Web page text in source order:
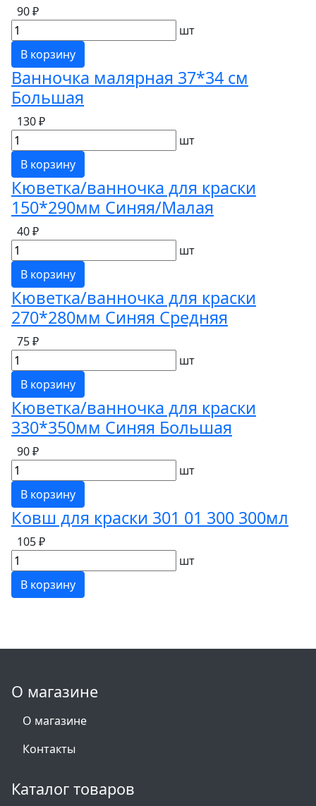
90 ₽
шт
В корзину
Ванночка малярная 37*34 см
Большая
130 ₽
шт
В корзину
Кюветка/ванночка для краски
150*290мм Синяя/Малая
40 ₽
шт
В корзину
Кюветка/ванночка для краски
270*280мм Синяя Средняя
75 ₽
шт
В корзину
Кюветка/ванночка для краски
330*350мм Синяя Большая
90 ₽
шт
В корзину
Ковш для краски 301 01 300 300мл
105 ₽
шт
В корзину
О магазине
О магазине
Контакты
Каталог товаров